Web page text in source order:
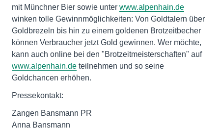
mit Münchner Bier sowie unter www.alpenhain.de
winken tolle Gewinnmöglichkeiten: Von Goldtalern über
Goldbrezeln bis hin zu einem goldenen Brotzeitbecher
können Verbraucher jetzt Gold gewinnen. Wer möchte,
kann auch online bei den "Brotzeitmeisterschaften" auf
www.alpenhain.de teilnehmen und so seine
Goldchancen erhöhen.
Pressekontakt:
Zangen Bansmann PR
Anna Bansmann